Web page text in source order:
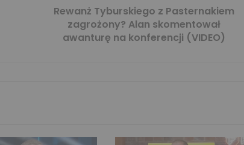
Rewanż Tyburskiego z Pasternakiem
zagrożony? Alan skomentował
awanturę na konferencji (VIDEO)